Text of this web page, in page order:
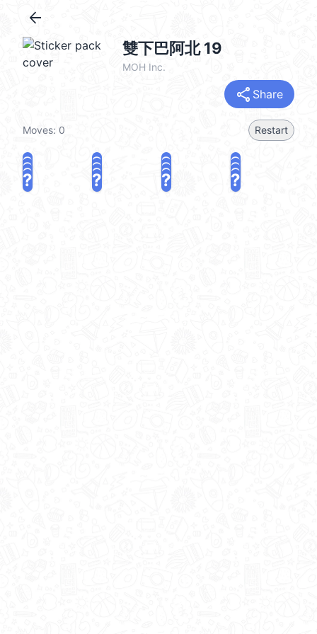
arrow_back
雙下巴阿北 19
MOH Inc.
share Share
Moves: 0 Restart
? ? ? ?
? ? ? ?
? ? ? ?
? ? ? ?